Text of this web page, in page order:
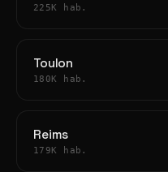
225K hab.
Toulon
180K hab.
Reims
179K hab.